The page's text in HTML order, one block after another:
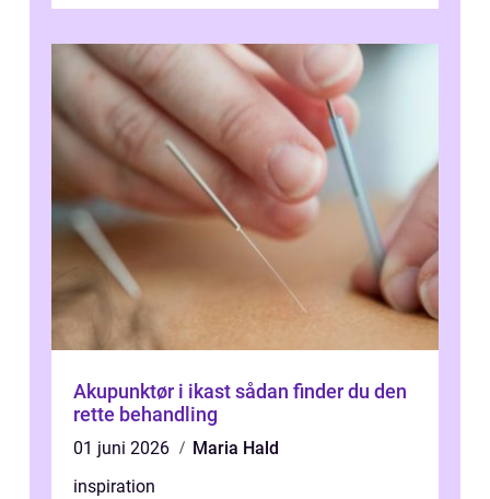
Akupunktør i ikast sådan finder du den
rette behandling
01 juni 2026
Maria Hald
inspiration